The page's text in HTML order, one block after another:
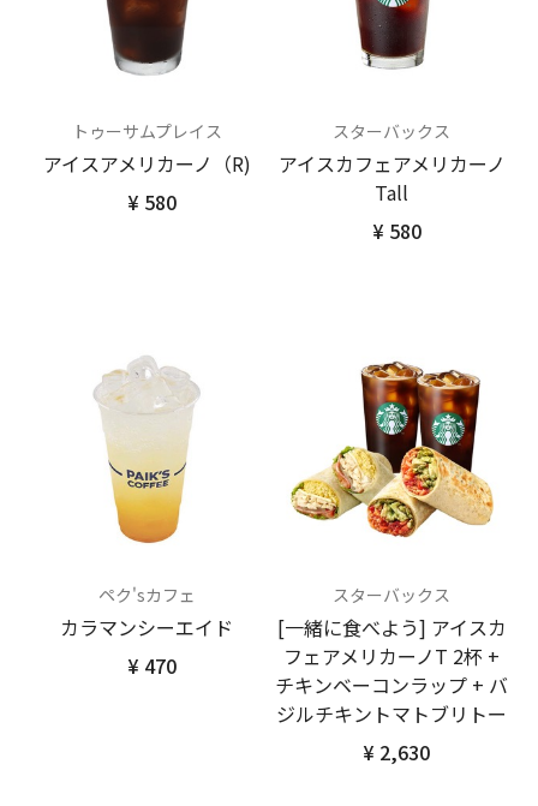
トゥーサムプレイス
アイスアメリカーノ（R)
¥ 580
スターバックス
アイスカフェアメリカーノ
Tall
¥ 580
ペク'sカフェ
カラマンシーエイド
¥ 470
スターバックス
[一緒に食べよう] アイスカ
フェアメリカーノT 2杯 +
チキンベーコンラップ + バ
ジルチキントマトブリトー
¥ 2,630